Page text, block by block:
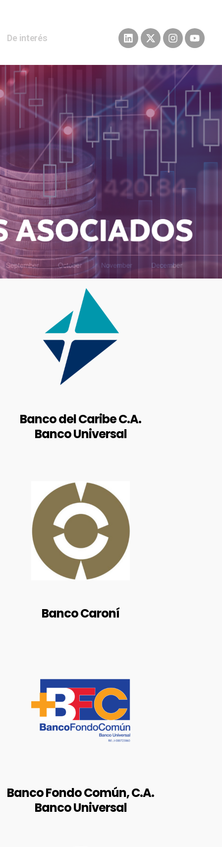
De interés
Banco del Caribe C.A.
Banco Universal
RIF: J-00002949-0
https://www.bancaribe.com.ve/
Avenida Fco. de Miranda, cruce
con calle El Parque y Av.
Mohedano, Edf. Centro Empresarial
Galipán, Torre Bancaribe, Urb. El
Banco Caroní
RIF: J-09504855-1
https://www.bancocaroni.com.v
VIA VENEZUELA. MULTICENTRO
BANCO CARONI. PUERTO ORDAZ.
CIUDAD GUAYANA .ESTADO BOLIVAR
BALANCES AUDITADOS
Banco Fondo Común, C.A.
Banco Universal
https://www.bfc.com.ve/index.a
spx
Av. Principal de las Mercedes entre
Calle Guaicaipuro y Av. Venezuela